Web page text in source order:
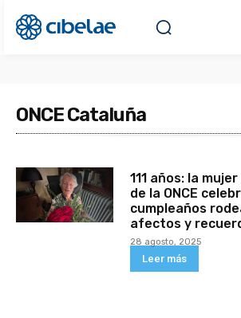
ONCE Cataluña
111 años: la
de la ONCE
cumpleaños
afectos y
28 agosto, 2025
Leer más